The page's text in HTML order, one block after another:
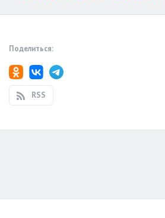
Поделиться:
RSS